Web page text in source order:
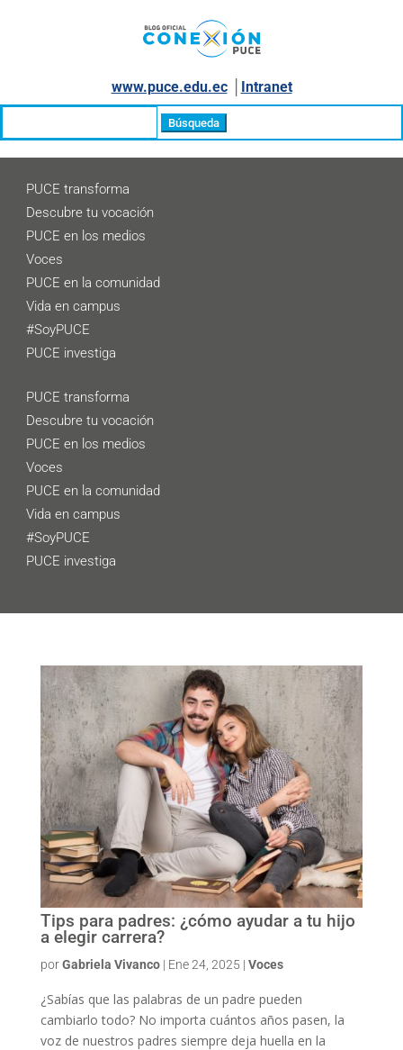
www.puce.edu.ec│ Intranet
PUCE transforma
Descubre tu vocación
PUCE en los medios
Voces
PUCE en la comunidad
Vida en campus
#SoyPUCE
PUCE investiga
PUCE transforma
Descubre tu vocación
PUCE en los medios
Voces
PUCE en la comunidad
Vida en campus
#SoyPUCE
PUCE investiga
Tips para padres: ¿cómo ayudar a tu hijo
a elegir carrera?
porGabriela Vivanco| Ene 24, 2025 | Voces
¿Sabías que las palabras de un padre pueden
cambiarlo todo? No importa cuántos años pasen, la
voz de nuestros padres siempre deja huella en la